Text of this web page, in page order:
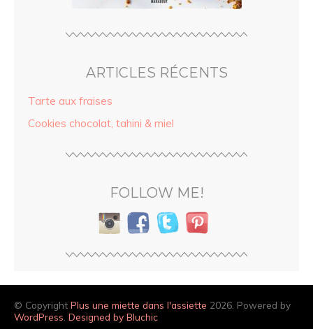
ARTICLES RÉCENTS
Tarte aux fraises
Cookies chocolat, tahini & miel
FOLLOW ME!
© Copyright Plus une miette dans l'assiette 2026. Powered by
WordPress Designed by Bluchic